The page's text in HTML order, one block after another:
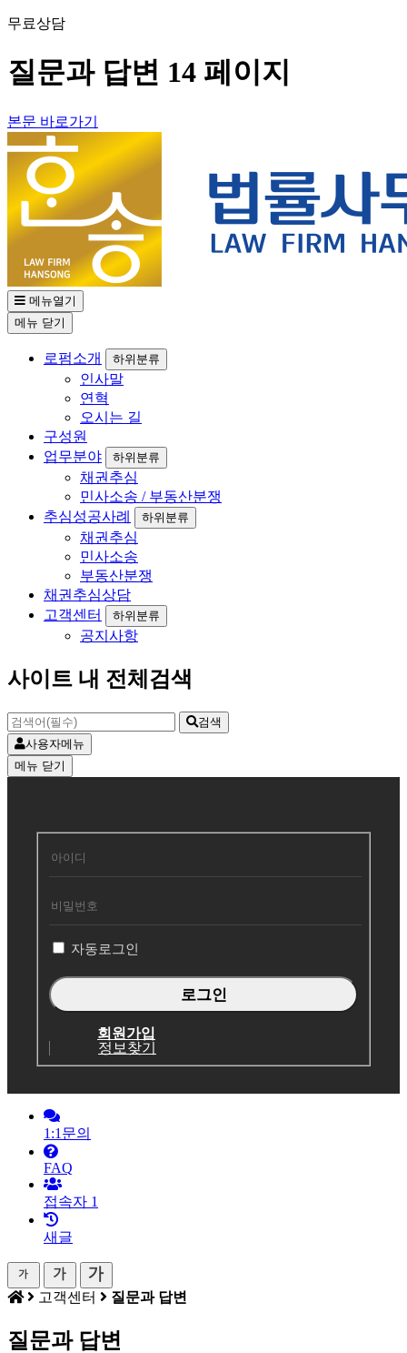
무료상담
질문과 답변 14 페이지
본문 바로가기
메뉴열기
메뉴 닫기
로펌소개 하위분류
인사말
연혁
오시는 길
구성원
업무분야
하위분류
채권추심
민사소송 / 부동산분쟁
추심성공사례
하위분류
채권추심
민사소송
부동산분쟁
채권추심상담
고객센터
하위분류
공지사항
사이트 내 전체검색
검색
사용자메뉴
메뉴 닫기
회
원
그
인
자동로그인
회원가입
정보찾기
1:1문의
FAQ
접속자 1
새글
고객센터 질문과 답변
질문과 답변